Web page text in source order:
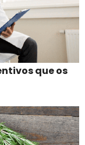
que os